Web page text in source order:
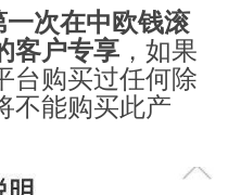
一次在中欧钱滚
客户专享，如果
台购买过任何除
不能购买此产